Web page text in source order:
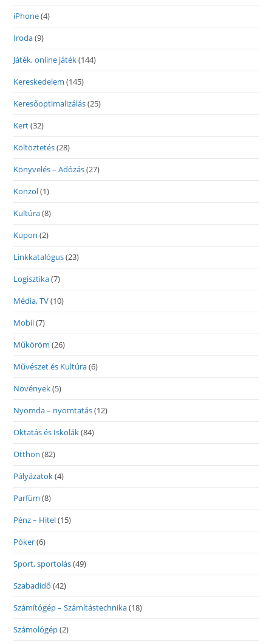
iPhone(4)
Iroda(9)
Játék, online játék(144)
Kereskedelem (145)
Keresőoptimalizálás(25)
Kert(32)
Költöztetés(28)
Könyvelés – Adózás(27)
Konzol(1)
Kultúra(8)
Kupon (2)
Linkkatalógus(23)
Logisztika(7)
Média, TV(10)
Mobil(7)
Műköröm (26)
Művészet és Kultúra(6)
Növények(5)
Nyomda – nyomtatás(12)
Oktatás és Iskolák(84)
Otthon (82)
Pályázatok(4)
Parfüm (8)
Pénz – Hitel(15)
Póker(6)
Sport, sportolás(49)
Szabadidő (42)
Számítógép – Számítástechnika(18)
Számológép(2)